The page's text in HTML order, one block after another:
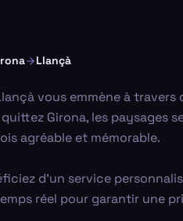
Llançà
vous emmène à
Girona, les paysages
agréable et mémorable.
d'un service
réel pour garantir une